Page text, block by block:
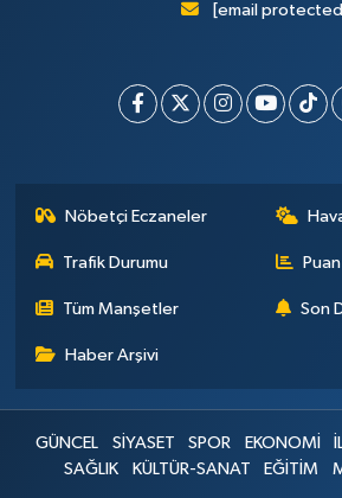
[email
Nöbetçi Eczaneler
Trafik Durumu
Tüm Manşetler Son
Haber Arşivi
GÜNCEL SİYASET SPOR EKONOMİ
SAĞLIK
KÜLTÜR-SANAT EĞİTİM